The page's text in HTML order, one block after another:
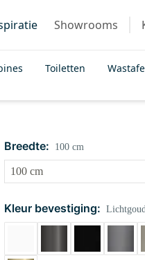
Showrooms
Toiletten
Breedte: 100 cm
Kleur bevestiging: